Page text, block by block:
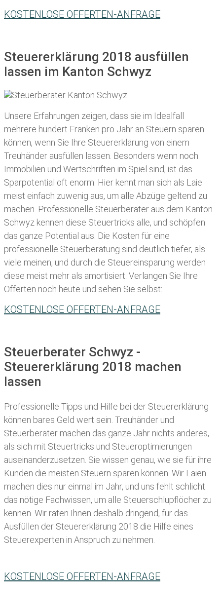
KOSTENLOSE OFFERTEN-ANFRAGE
Steuererklärung 2018 ausfüllen
lassen im Kanton Schwyz
Unsere Erfahrungen zeigen, dass sie im Idealfall
mehrere hundert Franken pro Jahr an Steuern sparen
können, wenn Sie Ihre Steuererklärung von einem
Treuhänder ausfüllen lassen . Besonders wenn noch
Immobilien und Wertschriften im Spiel sind, ist das
Sparpotential oft enorm. Hier kennt man sich als Laie
meist einfach zuwenig aus, um alle Abzüge geltend zu
machen. Professionelle Steuerberater aus dem Kanton
Schwyz kennen diese Steuertricks alle, und schöpfen
das ganze Potential aus. Die Kosten für eine
professionelle Steuerberatung sind deutlich tiefer, als
viele meinen, und durch die Steuereinsparung werden
diese meist mehr als amortisiert. Verlangen Sie Ihre
Offerten noch heute und sehen Sie selbst:
KOSTENLOSE OFFERTEN-ANFRAGE
Steuerberater Schwyz -
Steuererklärung 2018 machen
lassen
Professionelle Tipps und Hilfe bei der Steuererklärung
können bares Geld wert sein. Treuhänder und
Steuerberater machen das ganze Jahr nichts anderes,
als sich mit Steuertricks und Steueroptimierungen
auseinanderzusetzen. Sie wissen genau, wie sie für ihre
Kunden die meisten Steuern sparen können. Wir Laien
machen dies nur einmal im Jahr, und uns fehlt schlicht
das nötige Fachwissen, um alle Steuerschlupflöcher zu
kennen. Wir raten Ihnen deshalb dringend, für das
Ausfüllen der Steuererklärung 2018 die Hilfe eines
Steuerexperten in Anspruch zu nehmen.
KOSTENLOSE OFFERTEN-ANFRAGE